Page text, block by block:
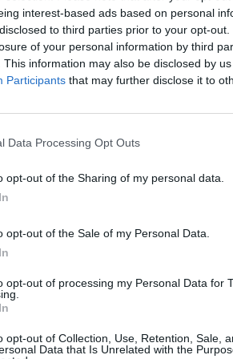
interest-based ads based on personal
to third parties prior to your opt-
of your personal information by third
This information may also be disclosed by
Participants that may further disclose it to
Data Processing Opt Outs
opt-out of the Sharing of my personal data.
opt-out of the Sale of my Personal Data.
opt-out of processing my Personal Data for
opt-out of Collection, Use, Retention, Sale,
Data that Is Unrelated with the
planetou..avšak marně..toto už je
let ukončují pro jeho extrémní
celkové populace, ale spotřebovávají
let pomocí válek, převratů, vražd
atd...proto usa do dvou let čeká
Max a posléze složení zpět do
už nikdy nebude mít globální význam,
států, na kterých dnes silně
se a odpovědět
vánoce
se a odpovědět